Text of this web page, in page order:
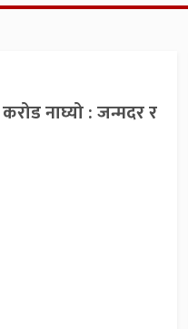
नाघ्यो : जन्मदर र